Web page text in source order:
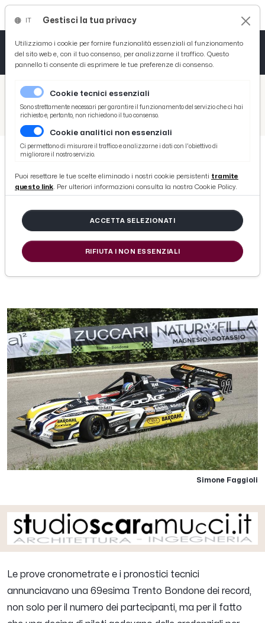
/ Picenotime
/ Coppa Teodori
Campionato Europeo della Montagna, Faggioli vince la 69ª Trento-Bondone. Merli 7°
Campionato Europeo della
Montagna, Faggioli vince la 69ª
Trento-Bondone. Merli 7°
di Redazione Picenotime
Simone Faggioli
Le prove cronometrate e i pronostici tecnici
annunciavano una 69esima Trento Bondone dei record,
non solo per il numero dei partecipanti, ma per il fatto
Gestisci la tua privacy
Utilizziamo i cookie per fornire funzionalità essenziali al funzionamento
del sito web e, con il tuo consenso, per analizzarne il traffico. Questo
pannello ti consente di esprimere le tue preferenze di consenso.
Cookie tecnici essenziali
Sono strettamente necessari per garantire il funzionamento del servizio che ci hai
richiesto e, pertanto, non richiedono il tuo consenso.
Cookie analitici non essenziali
Ci permettono di misurare il traffico e analizzarne i dati con l'obiettivo di
migliorare il nostro servizio.
Puoi resettare le tue scelte eliminado i nostri cookie persistenti tramite
questo link. Per ulteriori informazioni consulta la nostra Cookie Policy.
ACCETTA SELEZIONATI
RIFIUTA I NON ESSENZIALI
Tutto News
Tutto Sport
Basket
Ciclismo
Tutto Curiosità